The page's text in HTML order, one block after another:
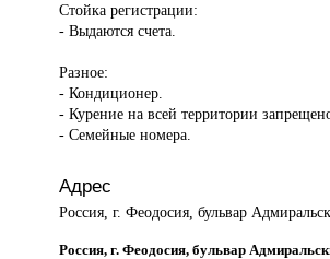
Стойка регистрации:
- Выдаются счета.
Разное:
- Кондиционер.
- Курение на всей территории
- Семейные номера.
Адрес
Россия, г. Феодосия, бульвар
Россия, г. Феодосия, бульвар